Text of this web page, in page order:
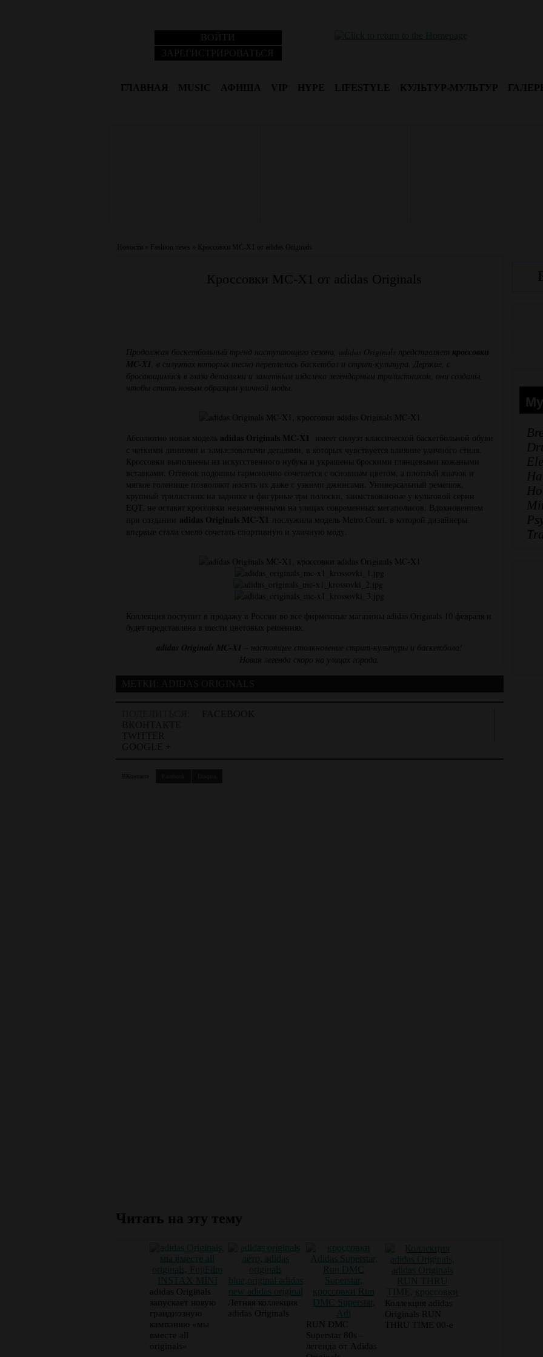
ВОЙТИ
ЗАРЕГИСТРИРОВАТЬСЯ
ГЛАВНАЯ MUSIC АФИША VIP HYPE LIFESTYLE КУЛЬТУР-МУЛЬТУР
Новости » Fashion news » Кроссовки MC-X1 от adidas Originals
Кроссовки MC-X1 от adidas Originals
Продолжая баскетбольный тренд наступающего сезона, adidas Originals представляет кроссовки
MC-X1 , в силуэтах которых тесно переплелись баскетбол и стрит-культура. Дерзкие, с
бросающимися в глаза деталями и заметным издалека легендарным трилистником, они созданы,
чтобы стать новым образцом уличной моды.
Абсолютно новая модель adidas Originals MC-X1
имеет силуэт классической баскетбольной обуви
с четкими линиями и замысловатыми деталями, в которых чувствуется влияние уличного стиля.
Кроссовки выполнены из искусственного нубука и украшены броскими глянцевыми кожаными
вставками. Оттенок подошвы гармонично сочетается с основным цветом, а плотный язычок и
мягкое голенище позволяют носить их даже с узкими джинсами. Универсальный ремешок,
крупный трилистник на заднике и фигурные три полоски, заимствованные у культовой серии
EQT, не оставят кроссовки незамеченными на улицах современных мегаполисов. Вдохновением
при создании adidas Originals MC-X1 послужила модель Metro.Court, в которой дизайнеры
впервые стали смело сочетать спортивную и уличную моду.
Коллекция поступит в продажу в России во все фирменные магазины adidas Originals 10 февраля и
будет представлена в шести цветовых решениях.
adidas Originals MC-X1
– настоящее столкновение стрит-культуры и баскетбола!
Новая легенда скоро на улицах города.
ВКонтакте
Читать на эту тему
adidas Originals
запускает новую
грандиозную
кампанию «мы
вместе all
originals»
Летняя коллекция
adidas Originals
RUN DMC
Superstar 80s –
легенда от Adidas
Коллекция adidas
Originals RUN
THRU TIME 00-е